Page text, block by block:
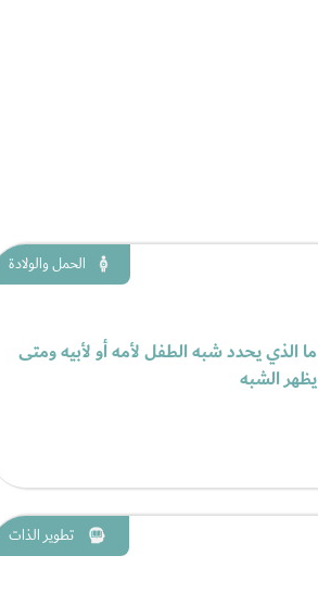
الحمل والولادة
ما الذي يحدد شبه الطفل لأمه أو لأبيه ومتى
يظهر الشبه
تطوير الذات